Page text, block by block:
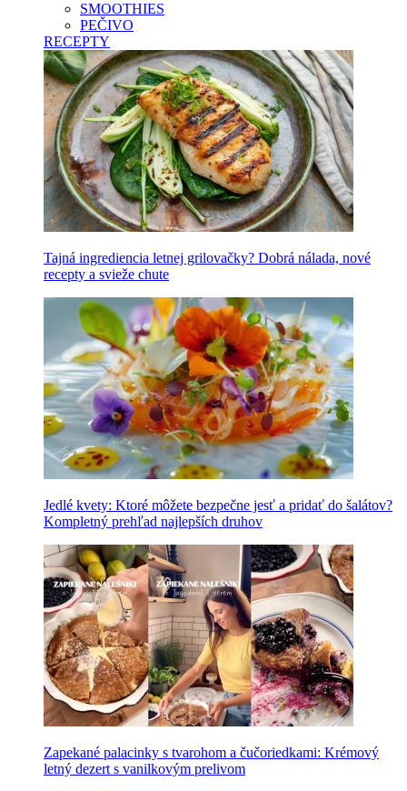
SMOOTHIES
PEČIVO
RECEPTY
Tajná ingrediencia letnej grilovačky? Dobrá nálada, nové
recepty a svieže chute
Jedlé kvety: Ktoré môžete bezpečne jesť a pridať do šalátov?
Kompletný prehľad najlepších druhov
Zapekané palacinky s tvarohom a čučoriedkami: Krémový
letný dezert s vanilkovým prelivom